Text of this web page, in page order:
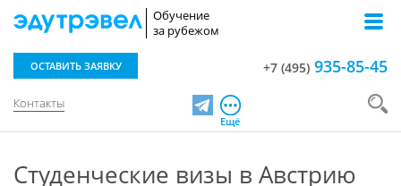
Обучение
за рубежом
Контакты
ОСТАВИТЬ ЗАЯВКУ +7 (495) 935-85-45
TelegramЕщё
Студенческие визы в Австрию